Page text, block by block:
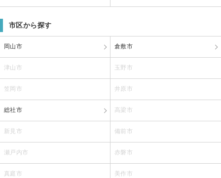
市区から探す
岡山市 倉敷市
津山市 玉野市
笠岡市 井原市
総社市 高梁市
新見市 備前市
瀬戸内市 赤磐市
真庭市 美作市